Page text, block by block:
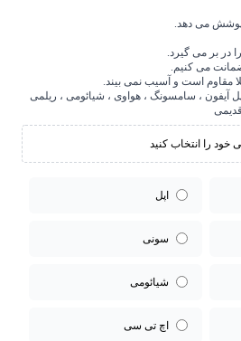
پوشش می دهد.
در بر می گیرد.
می کنیم.
مقاوم است و آسیب نمی بیند.
آیفون ، سامسونگ ، هواوی ، شیائومی ، ریلمی
خود را انتخاب کنید
اپل
سونی
شیائومی
اچ تی سی